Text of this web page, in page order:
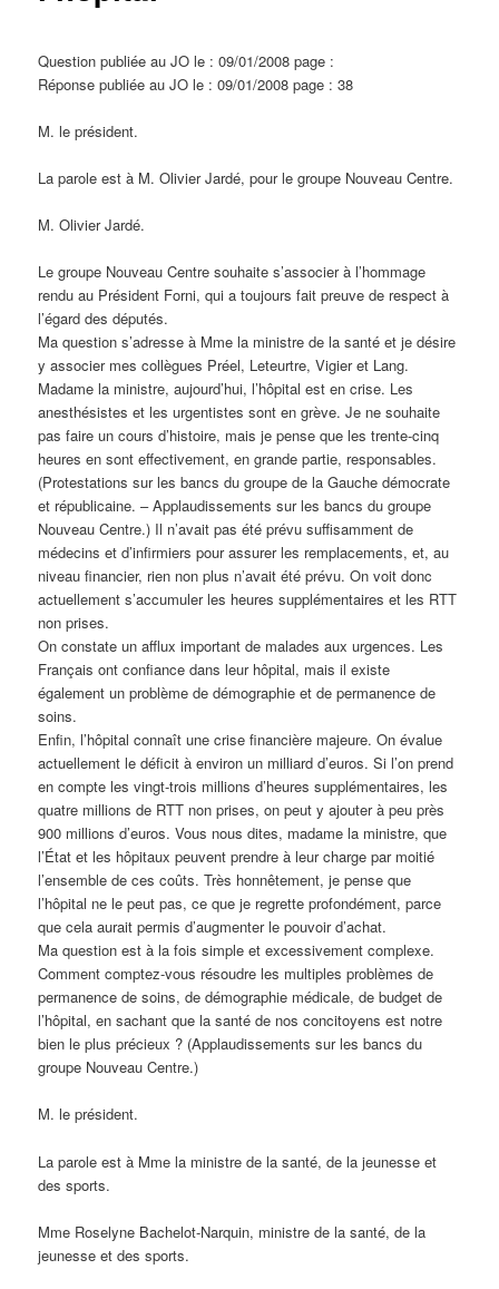
c
Question publiée au JO le : 09/01/2008 page :
Réponse publiée au JO le : 09/01/2008 page : 38
M. le président.
La parole est à M. Olivier Jardé, pour le groupe Nouveau Centre.
M. Olivier Jardé.
Le groupe Nouveau Centre souhaite s’associer à l’hommage
rendu au Président Forni, qui a toujours fait preuve de respect à
l’égard des députés.
Ma question s’adresse à Mme la ministre de la santé et je désire
y associer mes collègues Préel, Leteurtre, Vigier et Lang.
Madame la ministre, aujourd’hui, l’hôpital est en crise. Les
anesthésistes et les urgentistes sont en grève. Je ne souhaite
pas faire un cours d’histoire, mais je pense que les trente-cinq
heures en sont effectivement, en grande partie, responsables.
(Protestations sur les bancs du groupe de la Gauche démocrate
et républicaine. – Applaudissements sur les bancs du groupe
Nouveau Centre.) Il n’avait pas été prévu suffisamment de
médecins et d’infirmiers pour assurer les remplacements, et, au
niveau financier, rien non plus n’avait été prévu. On voit donc
actuellement s’accumuler les heures supplémentaires et les RTT
non prises.
On constate un afflux important de malades aux urgences. Les
Français ont confiance dans leur hôpital, mais il existe
également un problème de démographie et de permanence de
soins.
Enfin, l’hôpital connaît une crise financière majeure. On évalue
actuellement le déficit à environ un milliard d’euros. Si l’on prend
en compte les vingt-trois millions d’heures supplémentaires, les
quatre millions de RTT non prises, on peut y ajouter à peu près
900 millions d’euros. Vous nous dites, madame la ministre, que
l’État et les hôpitaux peuvent prendre à leur charge par moitié
l’ensemble de ces coûts. Très honnêtement, je pense que
l’hôpital ne le peut pas, ce que je regrette profondément, parce
que cela aurait permis d’augmenter le pouvoir d’achat.
Ma question est à la fois simple et excessivement complexe.
Comment comptez-vous résoudre les multiples problèmes de
permanence de soins, de démographie médicale, de budget de
l’hôpital, en sachant que la santé de nos concitoyens est notre
bien le plus précieux ? (Applaudissements sur les bancs du
groupe Nouveau Centre.)
M. le président.
La parole est à Mme la ministre de la santé, de la jeunesse et
des sports.
Mme Roselyne Bachelot-Narquin, ministre de la santé, de la
jeunesse et des sports.